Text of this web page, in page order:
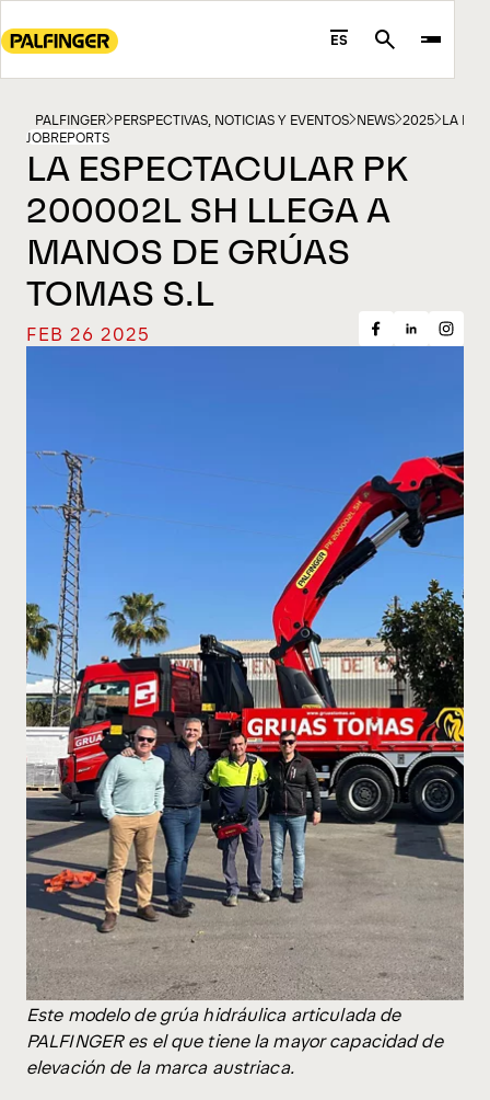
to
content
ES Search
PALFINGER PERSPECTIVAS, NOTICIAS Y EVENTOS NEWS 2025 LA
JOBREPORTS
LA ESPECTACULAR PK
200002L SH LLEGA A
MANOS DE GRÚAS
TOMAS S.L
FEB 26 2025
ShareShareShare
Este modelo de grúa hidráulica articulada de
PALFINGER es el que tiene la mayor capacidad de
elevación de la marca austriaca.